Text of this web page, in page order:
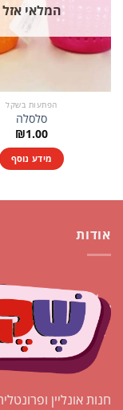
המלאי אזל
הפתעות בשקל
סלסלה
₪1.00
מידע נוסף
אודות
חנות אונליין